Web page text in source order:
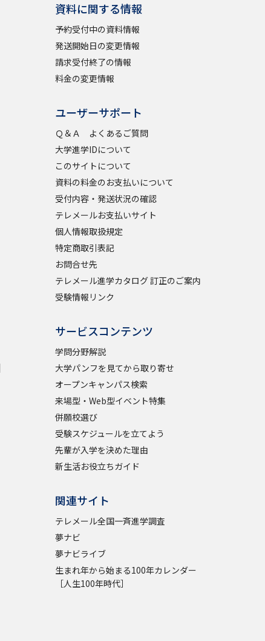
ーバルに強い大学特集
特集
デジタルパンフレット
高3生用）
資料検索
先輩が入学を決めた理由
学問検索
このサイトについて
テレメール お支払いサイト
資料に関する情報
予約受付中の資料情報
発送開始日の変更情報
請求受付終了の情報
料金の変更情報
ユーザーサポート
Ｑ＆Ａ よくあるご質問
大学進学IDについて
このサイトについて
資料の料金のお支払いについて
受付内容・発送状況の確認
テレメールお支払いサイト
個人情報取扱規定
特定商取引表記
お問合せ先
テレメール進学カタログ 訂正のご案内
受験情報リンク
サービスコンテンツ
学問分野解説
大学パンフを見てから取り寄せ
オープンキャンパス検索
来場型・Web型イベント特集
併願校選び
受験スケジュールを立てよう
先輩が入学を決めた理由
新生活お役立ちガイド
関連サイト
テレメール全国一斉進学調査
夢ナビ
夢ナビライブ
生まれ年から始まる100年カレンダー
［人生100年時代］